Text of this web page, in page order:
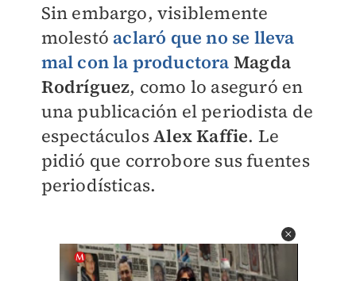
Sin embargo, visiblemente
molestó aclaró que no se lleva
mal con la productora Magda
Rodríguez, como lo aseguró en
una publicación el periodista de
espectáculosAlex Kaffie. Le
pidió que corrobore sus fuentes
periodísticas.